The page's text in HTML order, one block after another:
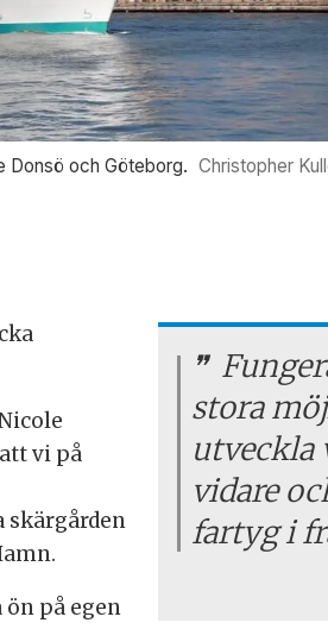
Donsö och Göteborg. Christopher
stora
utveckla
vidare
fartyg i
vi på
skärgården
på egen